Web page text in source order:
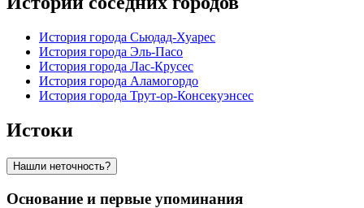
История города Сьюдад-Хуарес
История города Эль-Пасо
История города Лас-Крусес
История города Аламогордо
История города Трут-ор-Консекуэнсес
Истоки
Нашли неточность?
Основание и первые упоминания